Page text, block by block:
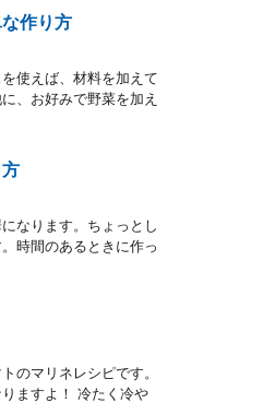
作り方
使えば、材料を加えて
、お好みで野菜を加え
なります。ちょっとし
時間のあるときに作っ
のマリネレシピです。
ますよ！ 冷たく冷や